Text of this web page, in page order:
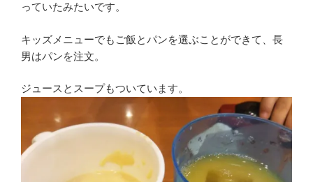
っていたみたいです。
キッズメニューでもご飯とパンを選ぶことができて、長
男はパンを注文。
ジュースとスープもついています。